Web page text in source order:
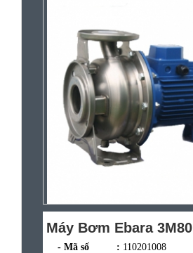
Máy Bơm Ebara 3M80
- Mã số : 110201008